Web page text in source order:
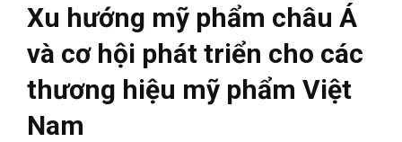
Xu hướng mỹ phẩm châu Á
và cơ hội phát triển cho các
thương hiệu mỹ phẩm Việt
Nam